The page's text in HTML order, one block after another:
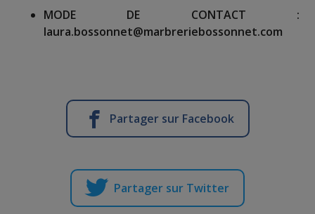
MODE DE CONTACT :
laura.bossonnet@marbreriebossonnet.com
Partager sur Facebook
Partager sur Twitter